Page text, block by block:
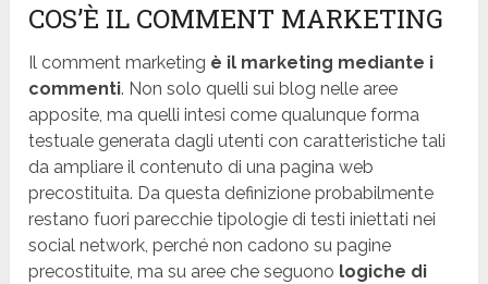
COS’È IL COMMENT MARKETING
Il comment marketing è il marketing mediante i
commenti. Non solo quelli sui blog nelle aree
apposite, ma quelli intesi come qualunque forma
testuale generata dagli utenti con caratteristiche tali
da ampliare il contenuto di una pagina web
precostituita. Da questa definizione probabilmente
restano fuori parecchie tipologie di testi iniettati nei
social network, perché non cadono su pagine
precostituite, ma su aree che seguono logiche di